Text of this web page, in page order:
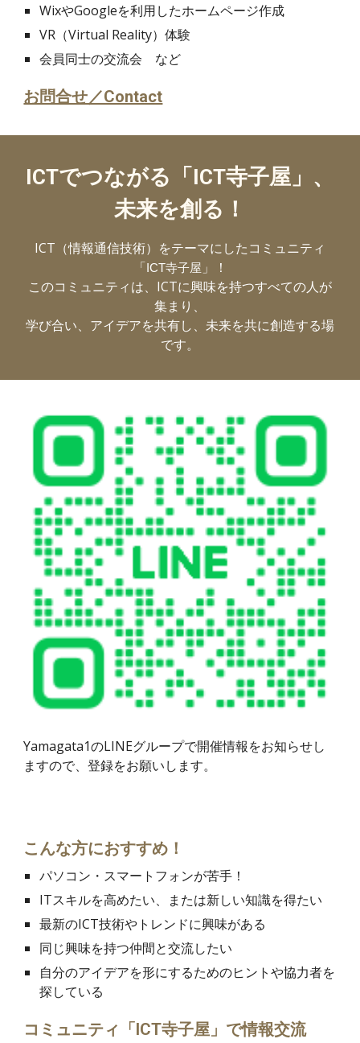
WixやGoogleを利用したホームページ作成
VR（Virtual Reality）体験
会員同士の交流会 など
お問合せ／Contact
ICTでつながる「ICT寺子屋」、
未来を創る！
ICT（情報通信技術）をテーマにしたコ ミュニティ
「ICT寺子屋 」！
このコミュニティは、ICTに興味を持つすべての人が
集まり、
学び合い、アイデアを共有し、未来を共に創造する場
です。
Yamagata1のLINEグループで開催情報をお知らせし
ますので、登録をお願いします。
こんな方におすすめ！
パソコン・スマートフォンが苦手！
ITスキルを高めたい、または新しい知識を得たい
最新のICT技術やトレンドに興味がある
同じ興味を持つ仲間と交流したい
自分のアイデアを形にするためのヒントや協力者を
探している
コミュニティ「ICT寺子屋」で情報交流